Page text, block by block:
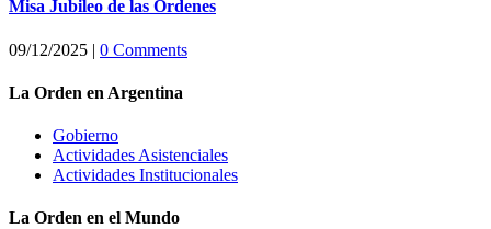
Misa Jubileo de las Ordenes
09/12/2025 | 0 Comments
La Orden en Argentina
Gobierno
Actividades Asistenciales
Actividades Institucionales
La Orden en el Mundo